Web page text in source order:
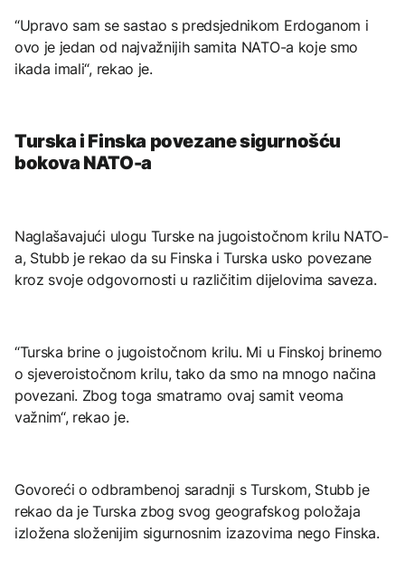
“Upravo sam se sastao s predsjednikom Erdoganom i
ovo je jedan od najvažnijih samita NATO-a koje smo
ikada imali“, rekao je.
Turska i Finska povezane sigurnošću
bokova NATO-a
Naglašavajući ulogu Turske na jugoistočnom krilu NATO-
a, Stubb je rekao da su Finska i Turska usko povezane
kroz svoje odgovornosti u različitim dijelovima saveza.
“Turska brine o jugoistočnom krilu. Mi u Finskoj brinemo
o sjeveroistočnom krilu, tako da smo na mnogo načina
povezani. Zbog toga smatramo ovaj samit veoma
važnim“, rekao je.
Govoreći o odbrambenoj saradnji s Turskom, Stubb je
rekao da je Turska zbog svog geografskog položaja
izložena složenijim sigurnosnim izazovima nego Finska.